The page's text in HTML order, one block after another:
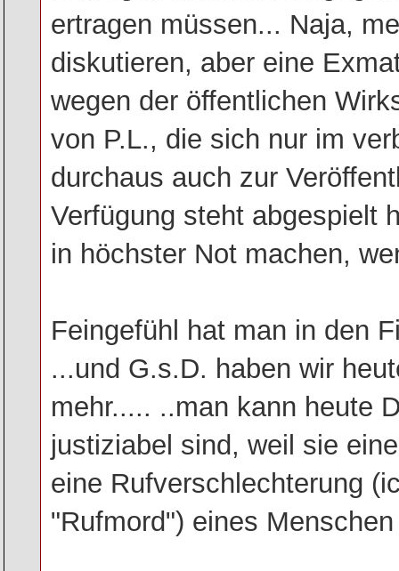
ertragen müssen... Naja,
diskutieren, aber eine
wegen der öffentlichen
von P.L., die sich nur im
durchaus auch zur
Verfügung steht abgespielt
in höchster Not machen,
Feingefühl hat man in den
...und G.s.D. haben wir
mehr..... ..man kann heute
justiziabel sind, weil sie
eine Rufverschlechterung
"Rufmord") eines